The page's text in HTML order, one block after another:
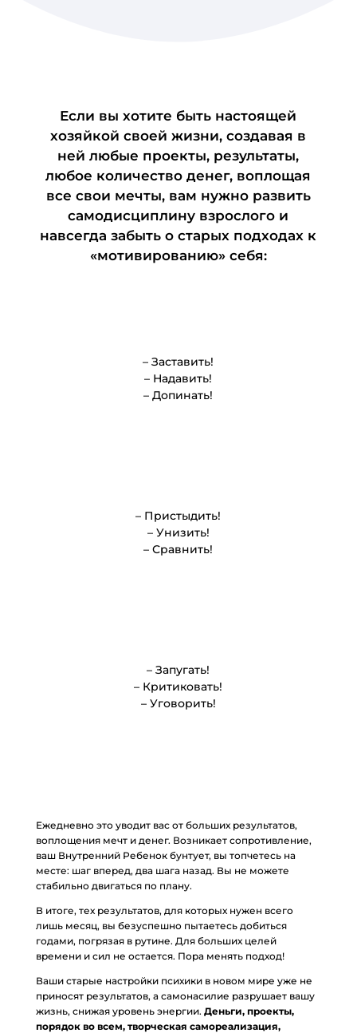
Если вы хотите быть настоящей
хозяйкой своей жизни, создавая в
ней любые проекты, результаты,
любое количество денег, воплощая
все свои мечты, вам нужно развить
самодисциплину взрослого и
навсегда забыть о старых подходах к
«мотивированию» себя:
– Заставить!
– Надавить!
– Допинать!
– Пристыдить!
– Унизить!
– Сравнить!
– Запугать!
– Критиковать!
– Уговорить!
Ежедневно это уводит вас от больших результатов,
воплощения мечт и денег. Возникает сопротивление,
ваш Внутренний Ребенок бунтует, вы топчетесь на
месте: шаг вперед, два шага назад. Вы не можете
стабильно двигаться по плану.
В итоге, тех результатов, для которых нужен всего
лишь месяц, вы безуспешно пытаетесь добиться
годами, погрязая в рутине. Для больших целей
времени и сил не остается. Пора менять подход!
Ваши старые настройки психики в новом мире уже не
приносят результатов, а самонасилие разрушает вашу
жизнь, снижая уровень энергии. Деньги, проекты,
порядок во всем, творческая самореализация,